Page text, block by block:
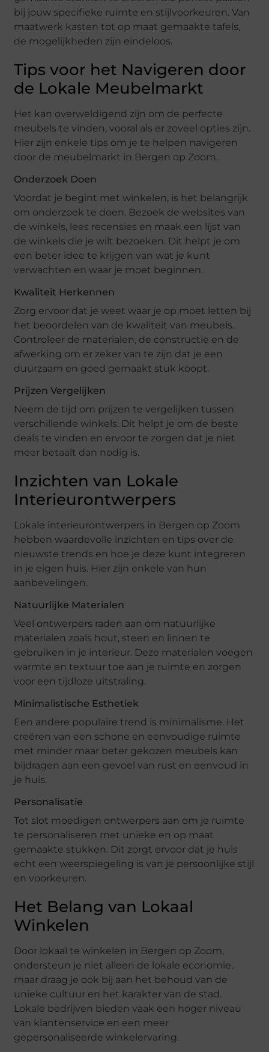
bij jouw specifieke ruimte en stijlvoorkeuren. Van
maatwerk kasten tot op maat gemaakte tafels,
de mogelijkheden zijn eindeloos.
Tips voor het Navigeren door
de Lokale Meubelmarkt
Het kan overweldigend zijn om de perfecte
meubels te vinden, vooral als er zoveel opties zijn.
Hier zijn enkele tips om je te helpen navigeren
door de meubelmarkt in Bergen op Zoom.
Onderzoek Doen
Voordat je begint met winkelen, is het belangrijk
om onderzoek te doen. Bezoek de websites van
de winkels, lees recensies en maak een lijst van
de winkels die je wilt bezoeken. Dit helpt je om
een beter idee te krijgen van wat je kunt
verwachten en waar je moet beginnen.
Kwaliteit Herkennen
Zorg ervoor dat je weet waar je op moet letten bij
het beoordelen van de kwaliteit van meubels.
Controleer de materialen, de constructie en de
afwerking om er zeker van te zijn dat je een
duurzaam en goed gemaakt stuk koopt.
Prijzen Vergelijken
Neem de tijd om prijzen te vergelijken tussen
verschillende winkels. Dit helpt je om de beste
deals te vinden en ervoor te zorgen dat je niet
meer betaalt dan nodig is.
Inzichten van Lokale
Interieurontwerpers
Lokale interieurontwerpers in Bergen op Zoom
hebben waardevolle inzichten en tips over de
nieuwste trends en hoe je deze kunt integreren
in je eigen huis. Hier zijn enkele van hun
aanbevelingen.
Natuurlijke Materialen
Veel ontwerpers raden aan om natuurlijke
materialen zoals hout, steen en linnen te
gebruiken in je interieur. Deze materialen voegen
warmte en textuur toe aan je ruimte en zorgen
voor een tijdloze uitstraling.
Minimalistische Esthetiek
Een andere populaire trend is minimalisme. Het
creëren van een schone en eenvoudige ruimte
met minder maar beter gekozen meubels kan
bijdragen aan een gevoel van rust en eenvoud in
je huis.
Personalisatie
Tot slot moedigen ontwerpers aan om je ruimte
te personaliseren met unieke en op maat
gemaakte stukken. Dit zorgt ervoor dat je huis
echt een weerspiegeling is van je persoonlijke stijl
en voorkeuren.
Het Belang van Lokaal
Winkelen
Door lokaal te winkelen in Bergen op Zoom,
ondersteun je niet alleen de lokale economie,
maar draag je ook bij aan het behoud van de
unieke cultuur en het karakter van de stad.
Lokale bedrijven bieden vaak een hoger niveau
van klantenservice en een meer
gepersonaliseerde winkelervaring.